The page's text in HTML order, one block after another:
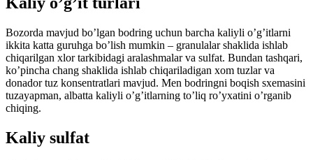
Bozorda mavjud bo’lgan bodring uchun barcha kaliyli o’g’itlarni
ikkita katta guruhga bo’lish mumkin – granulalar shaklida ishlab
chiqarilgan xlor tarkibidagi aralashmalar va sulfat. Bundan tashqari,
ko’pincha chang shaklida ishlab chiqariladigan xom tuzlar va
donador tuz konsentratlari mavjud. Men bodringni boqish sxemasini
tuzayapman, albatta kaliyli o’g’itlarning to’liq ro’yxatini o’rganib
chiqing.
Kaliy sulfat